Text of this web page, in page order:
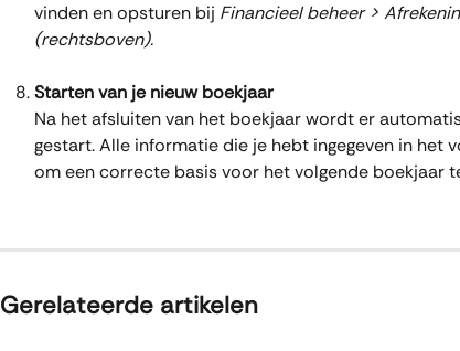
vinden en opsturen bij Financieel beheer >
(rechtsboven).
Starten van je nieuw boekjaar
Na het afsluiten van het boekjaar wordt er
gestart. Alle informatie die je hebt ingegeven in het
om een correcte basis voor het volgende boekjaar
Gerelateerde artikelen